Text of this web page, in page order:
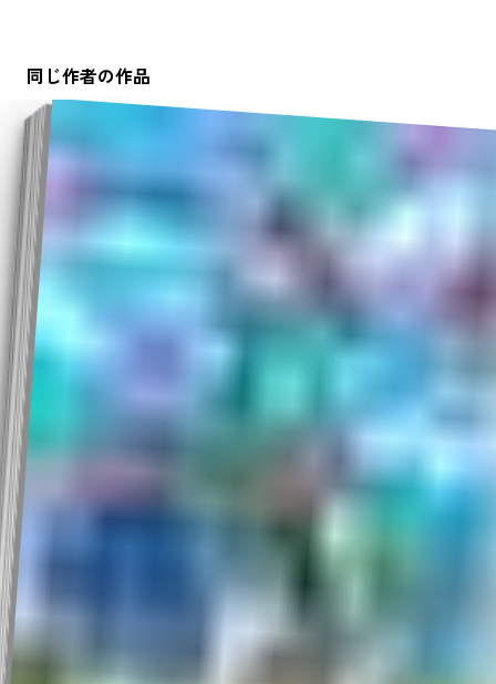
同じ作者の作品